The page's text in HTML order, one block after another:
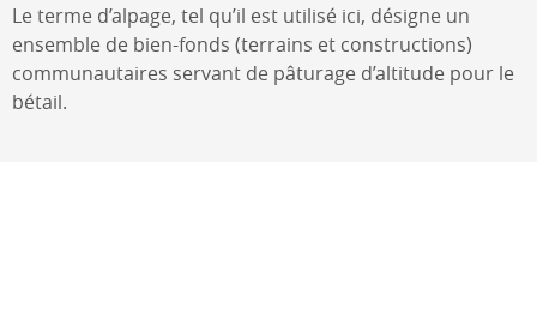
Le terme d’alpage, tel qu’il est utilisé ici, désigne un
ensemble de bien-fonds (terrains et constructions)
communautaires servant de pâturage d’altitude pour le
bétail.